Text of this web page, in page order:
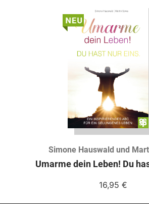
Simone Hauswald und
Umarme dein Leben! Du
16,95 €